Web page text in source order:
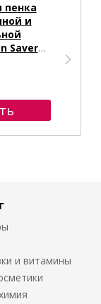
и
Saver
и витамины